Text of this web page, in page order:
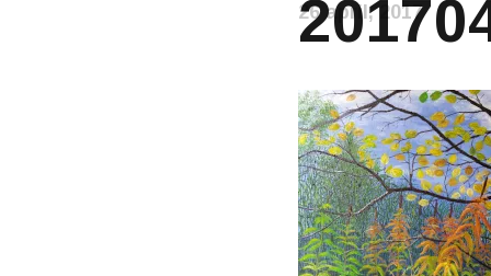
26 april, 2017